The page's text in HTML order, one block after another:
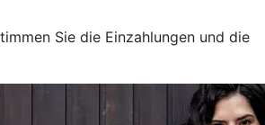
Sie die Einzahlungen und die